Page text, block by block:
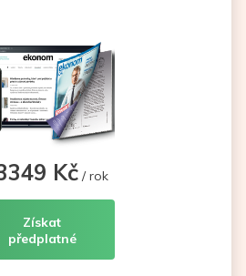
Kč / rok
Získat
předplatné